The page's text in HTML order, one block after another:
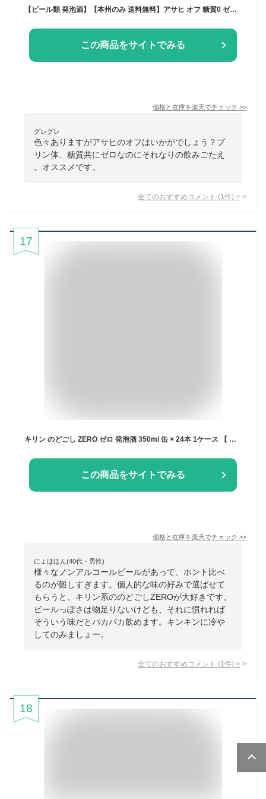
【ビール類 発泡酒】【本州のみ 送料無料】アサヒ オフ 糖質0 ゼロ プリン体0 350ml×1ケース/24本《024》『IAS』
この商品をサイトでみる
価格と在庫を楽天でチェック >>
グレグレ
色々ありますがアサヒのオフはいかがでしょう？プ
リン体、糖質共にゼロなのにそれなりの飲みごたえ
。オススメです。
全てのおすすめコメント (1 件) >
17
キリン のどごし ZERO ゼロ 発泡酒 350ml 缶 × 24本 1ケース 【 キリンビール 第3のビール プレゼント 贈り物 のし ギフト 包装 対応 糖質ゼロ プリン体ゼロ 甘味料ゼロ 】
この商品をサイトでみる
価格と在庫を楽天でチェック >>
にょほほん(40代・男性)
様々なノンアルコールビールがあって、ホント比べ
るのが難しすぎます。個人的な味の好みで選ばせて
もらうと、キリン系ののどごしZEROが大好きです。
ビールっぽさは物足りないけども、それに慣れれば
そういう味だとパカパカ飲めます。キンキンに冷や
してのみましょー。
全てのおすすめコメント (1 件) >
18